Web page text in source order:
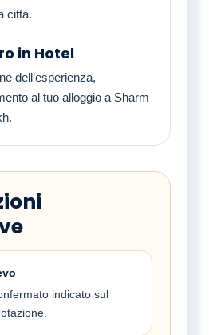
città.
in Hotel
dell’esperienza,
al tuo alloggio a Sharm
indicato sul